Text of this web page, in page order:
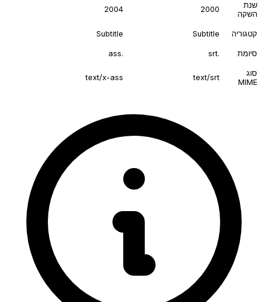
שנת
השקה
2000
2004
קטגוריה Subtitle
Subtitle
סיומת .srt
.ass
סוג
MIME
text/srt
text/x-ass